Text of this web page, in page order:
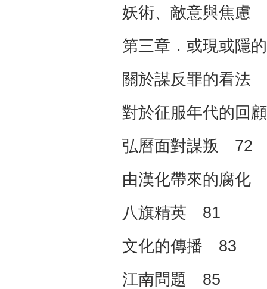
妖術、敵意與焦慮
第三章．或現或隱
關於謀反罪的看法
對於征服年代的回
弘曆面對謀叛 72
由漢化帶來的腐化
八旗精英 81
文化的傳播 83
江南問題 85